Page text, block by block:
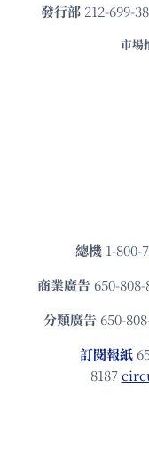
發⾏部 212-699-
市場
總機 1-800-
商業廣告 650-
分類廣告 650-
訂閱報紙
8187